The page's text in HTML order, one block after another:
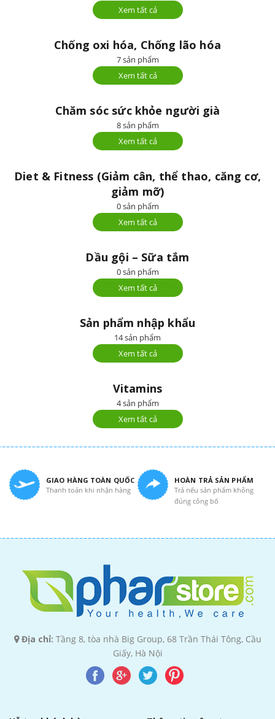
Xem tất cả
Chống oxi hóa, Chống lão hóa
7 sản phẩm
Xem tất cả
Chăm sóc sức khỏe người già
8 sản phẩm
Xem tất cả
Diet & Fitness (Giảm cân, thể thao, căng cơ,
giảm mỡ)
0 sản phẩm
Xem tất cả
Dầu gội – Sữa tắm
0 sản phẩm
Xem tất cả
Sản phẩm nhập khẩu
14 sản phẩm
Xem tất cả
Vitamins
4 sản phẩm
Xem tất cả
GIAO HÀNG TOÀN QUỐC
Thanh toán khi nhận hàng
HOÀN TRẢ SẢN PHẨM
Trả nếu sản phẩm không
đúng công bố
Địa chỉ: Tầng 8, tòa nhà Big Group, 68 Trần Thái Tông, Cầu
Giấy, Hà Nội